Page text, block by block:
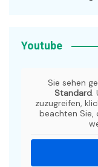
Youtube
Sie sehen
Standard.
zuzugreifen,
beachten Sie,